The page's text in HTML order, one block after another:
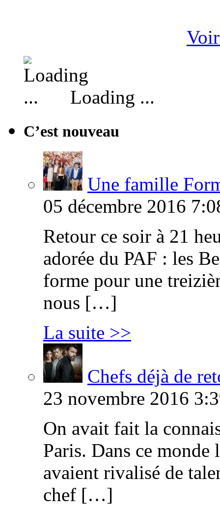
Loading ...
C’est nouveau
Une famille
05 décembre 2016
Retour ce soir à 21
adorée du PAF : les
forme pour une
nous […]
La suite >>
Chefs déjà de
23 novembre 2016
On avait fait la
Paris. Dans ce
avaient rivalisé de
chef […]